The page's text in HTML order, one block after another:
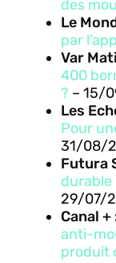
des
Le
par
Var
400
? – 15/
Les
Pour
31/08/
Futura
durable
29/07/
Canal
anti-
produit